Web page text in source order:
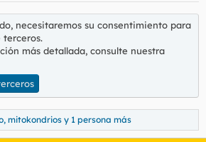
necesitaremos su consentimiento para
terceros.
más detallada, consulte nuestra
, mitokondrios y 1 persona más